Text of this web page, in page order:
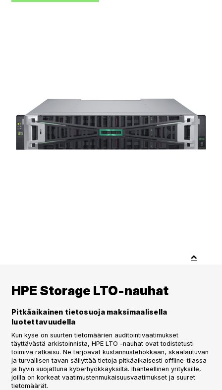
HPE Storage LTO-nauhat
Pitkäaikainen tietosuoja maksimaalisella
luotettavuudella
Kun kyse on suurten tietomäärien auditointivaatimukset
täyttävästä arkistoinnista, HPE LTO -nauhat ovat todistetusti
toimiva ratkaisu. Ne tarjoavat kustannustehokkaan, skaalautuvan
ja turvallisen tavan säilyttää tietoja pitkäaikaisesti offline-tilassa
ja hyvin suojattuna kyberhyökkäyksiltä. Ihanteellinen yrityksille,
joilla on korkeat vaatimustenmukaisuusvaatimukset ja suuret
tietomäärät.